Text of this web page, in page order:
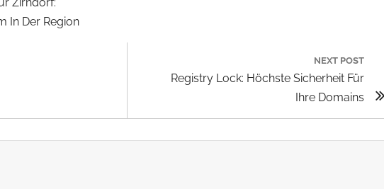
In Der Region
NEXT POST
Next
Registry Lock: Höchste Sicherheit Für
Ihre Domains